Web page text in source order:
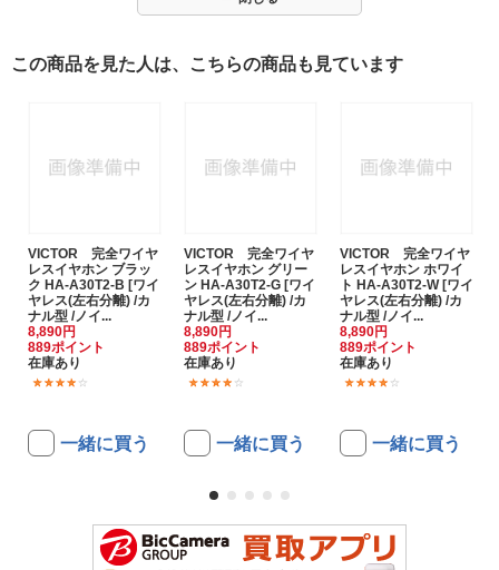
この商品を見た人は、こちらの商品も見ています
VICTOR 完全ワイヤ
レスイヤホン ブラッ
ク HA-A30T2-B [ワイ
ヤレス(左右分離) /カ
ナル型 /ノイ...
8,890円
889ポイント
在庫あり
一緒に買う
VICTOR 完全ワイヤ
レスイヤホン グリー
ン HA-A30T2-G [ワイ
ヤレス(左右分離) /カ
ナル型 /ノイ...
8,890円
889ポイント
在庫あり
一緒に買う
VICTOR 完全ワイヤ
レスイヤホン ホワイ
ト HA-A30T2-W [ワイ
ヤレス(左右分離) /カ
ナル型 /ノイ...
8,890円
889ポイント
在庫あり
一緒に買う